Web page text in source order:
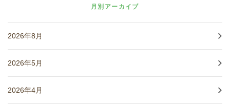
月別アーカイブ
2026年8月
2026年5月
2026年4月